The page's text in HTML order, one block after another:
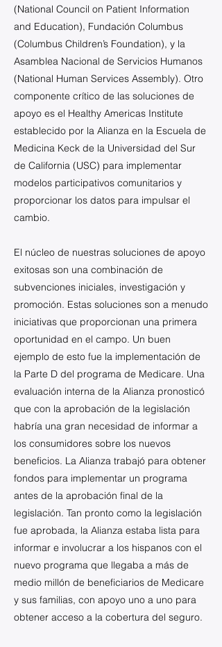
(National Council on Patient Information
and Education), Fundación Columbus
(Columbus Children’s Foundation), y la
Asamblea Nacional de Servicios Humanos
(National Human Services Assembly). Otro
componente crítico de las soluciones de
apoyo es el Healthy Americas Institute
establecido por la Alianza en la Escuela de
Medicina Keck de la Universidad del Sur
de California (USC) para implementar
modelos participativos comunitarios y
proporcionar los datos para impulsar el
cambio.
El núcleo de nuestras soluciones de apoyo
exitosas son una combinación de
subvenciones iniciales, investigación y
promoción. Estas soluciones son a menudo
iniciativas que proporcionan una primera
oportunidad en el campo. Un buen
ejemplo de esto fue la implementación de
la Parte D del programa de Medicare. Una
evaluación interna de la Alianza pronosticó
que con la aprobación de la legislación
habría una gran necesidad de informar a
los consumidores sobre los nuevos
beneficios. La Alianza trabajó para obtener
fondos para implementar un programa
antes de la aprobación final de la
legislación. Tan pronto como la legislación
fue aprobada, la Alianza estaba lista para
informar e involucrar a los hispanos con el
nuevo programa que llegaba a más de
medio millón de beneficiarios de Medicare
y sus familias, con apoyo uno a uno para
obtener acceso a la cobertura del seguro.